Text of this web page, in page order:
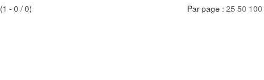
(1 - 0 / 0) Par page : 25 50 100